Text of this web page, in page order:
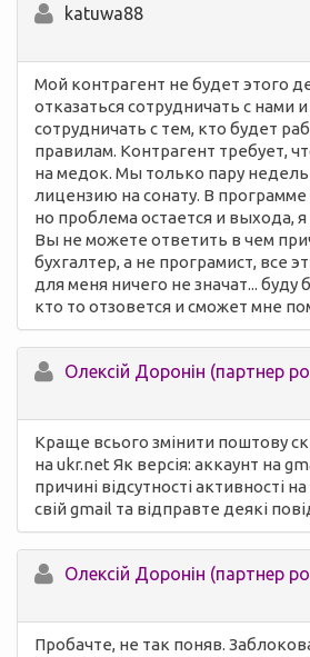
katuwa88
Мой контрагент не будет этого
отказаться сотрудничать с нами
сотрудничать с тем, кто будет
правилам. Контрагент требует,
на медок. Мы только пару
лицензию на сонату. В
но проблема остается и выхода,
Вы не можете ответить в чем
бухгалтер, а не програмист, все
для меня ничего не значат... буду
кто то отзовется и сможет мне
Олексій Доронін (партнер
Краще всього змінити поштову
на ukr.net Як версія: аккаунт на
причині відсутності активності
свій gmail та відправте деякі
Олексій Доронін (партнер
Пробачте, не так поняв.